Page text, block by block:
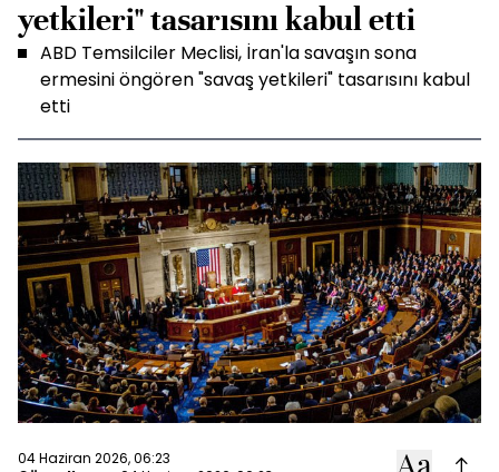
yetkileri" tasarısını kabul etti
ABD Temsilciler Meclisi, İran'la savaşın sona
ermesini öngören "savaş yetkileri" tasarısını kabul
etti
04 Haziran 2026, 06:23